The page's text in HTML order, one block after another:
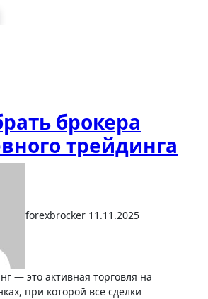
брокера
трейдинга
forexbrocker 11.11.2025
при которой все сделки